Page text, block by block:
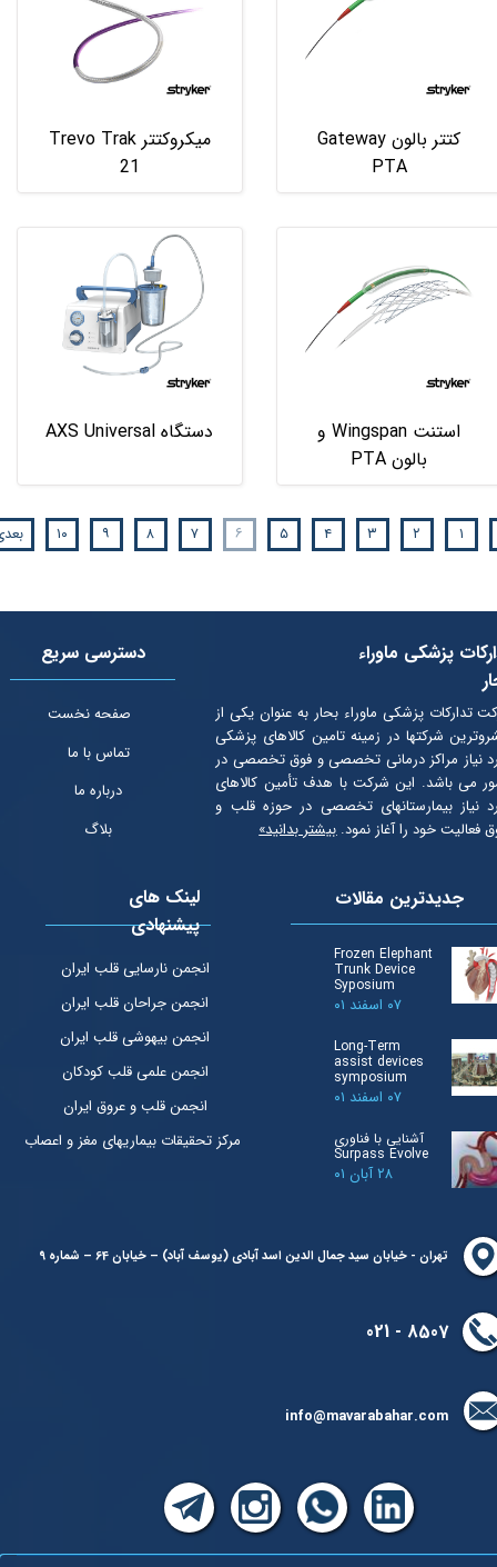
کتتر بالون Gateway
PTA
میکروکتتر Trevo Trak
21
استنت Wingspan و
بالون PTA
دستگاه AXS Universal
۱ ۲ ۳ ۴ ۵ ۶ ۷ ۸ ۹ ۱۰
تهران - خیابان سید جمال الدین اسد آبادی (یوسف آباد) – خیابان 64 – شماره 9
8507 - 021
info@mavarabahar.com
دسترسی سریع
صفحه نخست
تماس با ما
درباره ما
بلاگ
جدیدترین مقالات
Frozen Elephant
Trunk Device
Syposium
۰۷ اسفند ۰۱
Long-Term
assist devices
symposium
۰۷ اسفند ۰۱
آشنایی با فناوری
Surpass Evolve
۲۸ آبان ۰۱
پزشکی ماوراء
تدارکات پزشکی ماوراء بحار به عنوان یكی از
شرکتها در زمینه تامین کالاهای پزشکی
نیاز مراکز درمانی تخصصی و فوق تخصصی در
می باشد. این شرکت با هدف تأمین كالاهای
نیاز بیمارستانهای تخصصی در حوزه قلب و
فعالیت خود را آغاز نمود.بیشتر بدانید»
لینک های
پیشنهادی
انجمن نارسایی قلب ایران
انجمن جراحان قلب ایران
انجمن بیهوشی قلب ایران
انجمن علمی قلب کودکان
انجمن قلب و عروق ایران
مرکز تحقیقات بیماریهای مغز و اعصاب